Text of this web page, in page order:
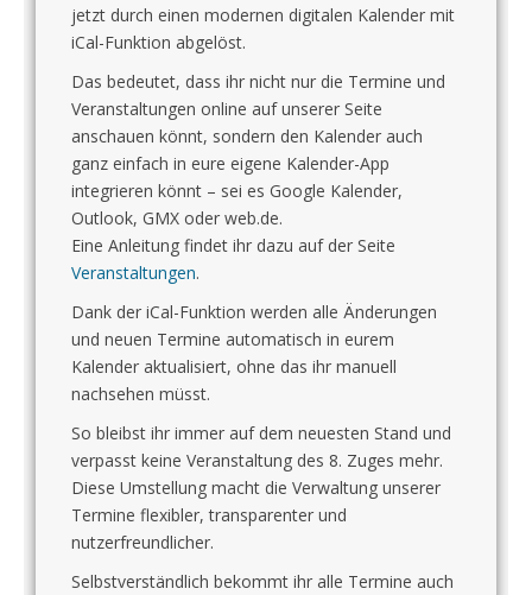
jetzt durch einen modernen digitalen Kalender mit
iCal-Funktion abgelöst.
Das bedeutet, dass ihr nicht nur die Termine und
Veranstaltungen online auf unserer Seite
anschauen könnt, sondern den Kalender auch
ganz einfach in eure eigene Kalender-App
integrieren könnt – sei es Google Kalender,
Outlook, GMX oder web.de.
Eine Anleitung findet ihr dazu auf der Seite
Veranstaltungen.
Dank der iCal-Funktion werden alle Änderungen
und neuen Termine automatisch in eurem
Kalender aktualisiert, ohne das ihr manuell
nachsehen müsst.
So bleibst ihr immer auf dem neuesten Stand und
verpasst keine Veranstaltung des 8. Zuges mehr.
Diese Umstellung macht die Verwaltung unserer
Termine flexibler, transparenter und
nutzerfreundlicher.
Selbstverständlich bekommt ihr alle Termine auch